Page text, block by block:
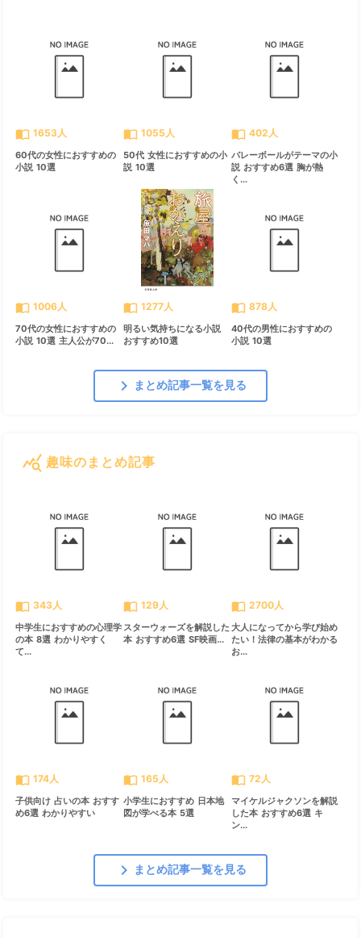
import_contacts 1653人
60代の女性におすすめの
小説 10選
import_contacts 1055人
50代 女性におすすめの小
説 10選
import_contacts 402人
バレーボールがテーマの小
説 おすすめ6選 胸が熱
く...
import_contacts 1006人
70代の女性におすすめの
小説 10選 主人公が70...
import_contacts 1277人
明るい気持ちになる小説
おすすめ10選
import_contacts 878人
40代の男性におすすめの
小説 10選
chevron_right まとめ記事一覧を見る
query_stats 趣味のまとめ記事
import_contacts 343人
中学生におすすめの心理学
の本 8選 わかりやすく
て...
import_contacts 129人
スターウォーズを解説した
本 おすすめ6選 SF映画...
import_contacts 2700人
大人になってから学び始め
たい！法律の基本がわかる
お...
import_contacts 174人
子供向け 占いの本 おすす
め6選 わかりやすい
import_contacts 165人
小学生におすすめ 日本地
図が学べる本 5選
import_contacts 72人
マイケルジャクソンを解説
した本 おすすめ6選 キ
ン...
chevron_right まとめ記事一覧を見る